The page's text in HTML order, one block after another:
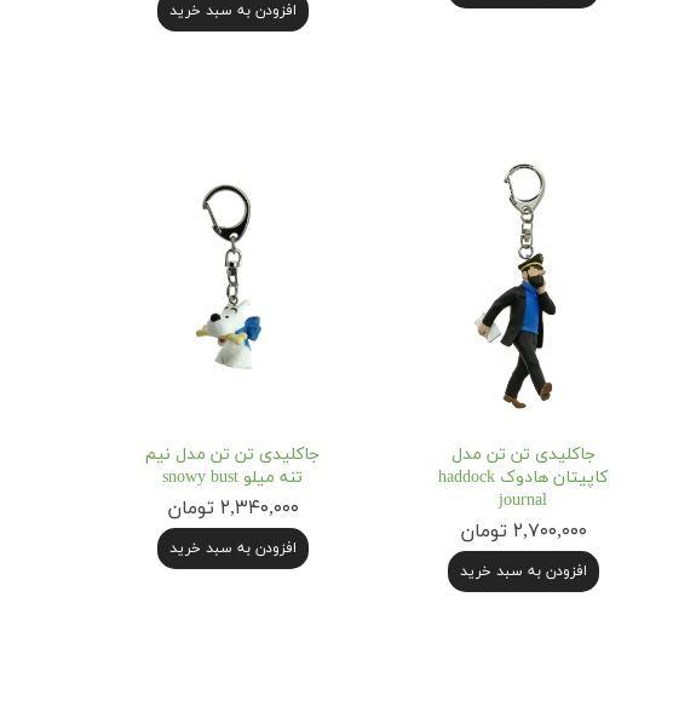
افزودن به سبد خرید
جاکلیدی تن تن مدل
کاپیتان هادوک haddock
journal
۲,۷۰۰,۰۰۰ تومان
افزودن به سبد خرید
جاکلیدی تن تن مدل نیم
تنه میلو snowy bust
۲,۳۴۰,۰۰۰ تومان
افزودن به سبد خرید